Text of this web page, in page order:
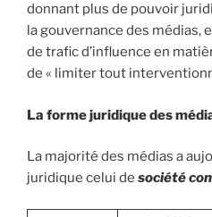
donnant plus de pouvoir
la gouvernance des médias,
de trafic d’influence en
de « limiter tout
La forme juridique des
La majorité des médias a
juridique celui de société